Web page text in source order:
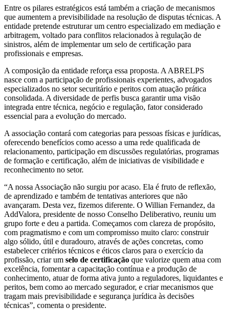
Entre os pilares estratégicos está também a criação de mecanismos
que aumentem a previsibilidade na resolução de disputas técnicas. A
entidade pretende estruturar um centro especializado em mediação e
arbitragem, voltado para conflitos relacionados à regulação de
sinistros, além de implementar um selo de certificação para
profissionais e empresas.
A composição da entidade reforça essa proposta. A ABRELPS
nasce com a participação de profissionais experientes, advogados
especializados no setor securitário e peritos com atuação prática
consolidada. A diversidade de perfis busca garantir uma visão
integrada entre técnica, negócio e regulação, fator considerado
essencial para a evolução do mercado.
A associação contará com categorias para pessoas físicas e jurídicas,
oferecendo benefícios como acesso a uma rede qualificada de
relacionamento, participação em discussões regulatórias, programas
de formação e certificação, além de iniciativas de visibilidade e
reconhecimento no setor.
“A nossa Associação não surgiu por acaso. Ela é fruto de reflexão,
de aprendizado e também de tentativas anteriores que não
avançaram. Desta vez, fizemos diferente. O Willian Fernandez, da
AddValora, presidente de nosso Conselho Deliberativo, reuniu um
grupo forte e deu a partida. Começamos com clareza de propósito,
com pragmatismo e com um compromisso muito claro: construir
algo sólido, útil e duradouro, através de ações concretas, como
estabelecer critérios técnicos e éticos claros para o exercício da
profissão, criar um selo de certificação que valorize quem atua com
excelência, fomentar a capacitação contínua e a produção de
conhecimento, atuar de forma ativa junto a reguladores, liquidantes e
peritos, bem como ao mercado segurador, e criar mecanismos que
tragam mais previsibilidade e segurança jurídica às decisões
técnicas”, comenta o presidente.